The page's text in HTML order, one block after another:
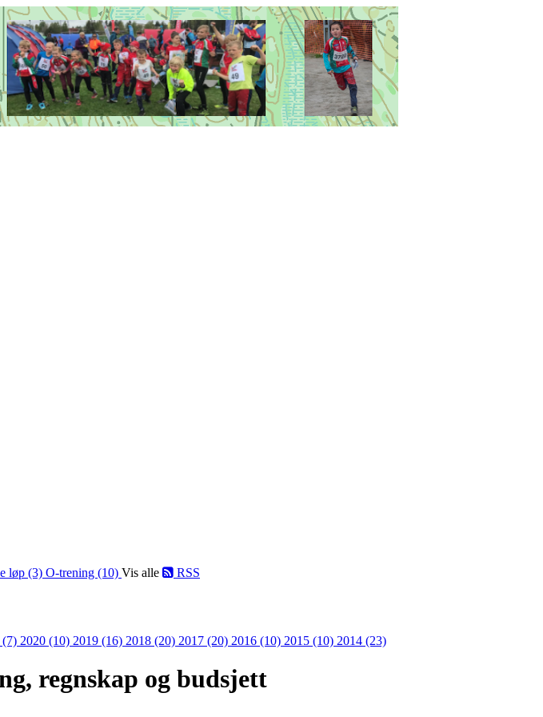
løp (3) O-trening (10) Vis alle RSS
(7) 2020 (10) 2019 (16) 2018 (20) 2017 (20) 2016 (10) 2015 (10) 2014 (23)
regnskap og budsjett